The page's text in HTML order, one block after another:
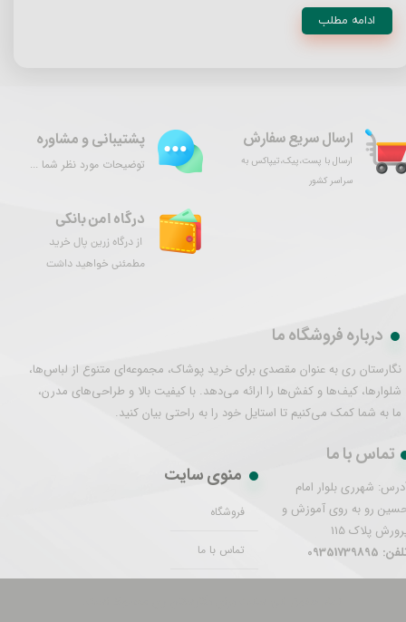
ادامه مطلب
ارسال سریع سفارش
ارسال با پست،پیک،تیپاکس به
سراسر کشور
درگاه امن بانکی
از درگاه زرین پال خرید
مطمئنی خواهید داشت
پشتیبانی و مشاوره
توضیحات مورد نظر شما ...
درباره فروشگاه ما
نگارستان ری به عنوان مقصدی برای خرید پوشاک، مجموعه‌ای متنوع از لباس‌ها،
شلوارها، کیف‌ها و کفش‌ها را ارائه می‌دهد. با کیفیت بالا و طراحی‌های مدرن،
ما به شما کمک می‌کنیم تا استایل خود را به راحتی بیان کنید.
تماس با ما
شهرری بلوار امام
رو به روی آموزش و
پلاک 115
09351739895
منوی سایت
فروشگاه
تماس با ما